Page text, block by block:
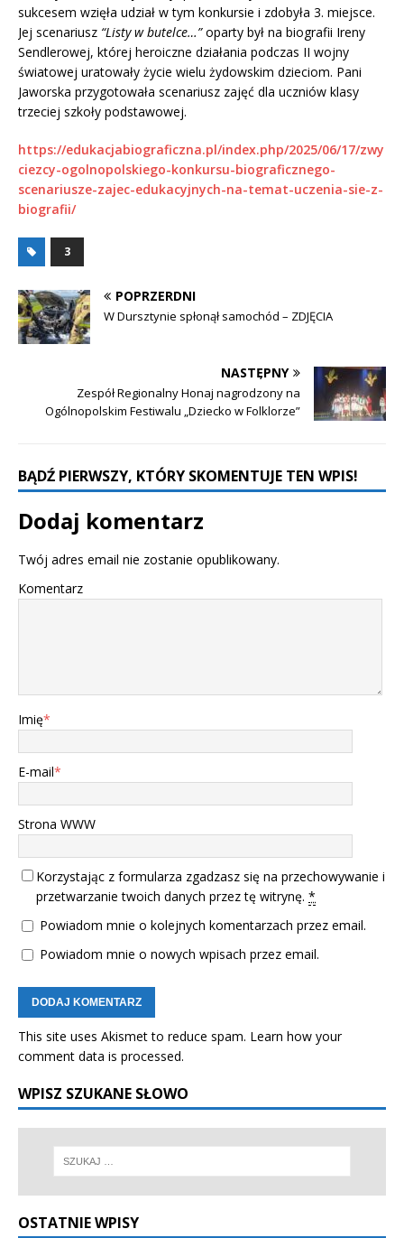
sukcesem wzięła udział w tym konkursie i zdobyła 3. miejsce.
Jej scenariusz “Listy w butelce…”oparty był na biografii Ireny
Sendlerowej, której heroiczne działania podczas II wojny
światowej uratowały życie wielu żydowskim dzieciom. Pani
Jaworska przygotowała scenariusz zajęć dla uczniów klasy
trzeciej szkoły podstawowej.
https://edukacjabiograficzna.pl/index.php/2025/06/17/zwy
ciezcy-ogolnopolskiego-konkursu-biograficznego-
scenariusze-zajec-edukacyjnych-na-temat-uczenia-sie-z-
biografii/
3
POPRZERDNI
W Dursztynie spłonął samochód – ZDJĘCIA
NASTĘPNY
Zespół Regionalny Honaj nagrodzony na
Ogólnopolskim Festiwalu „Dziecko w Folklorze”
BĄDŹ PIERWSZY, KTÓRY SKOMENTUJE TEN WPIS!
Dodaj komentarz
Twój adres email nie zostanie opublikowany.
Komentarz
Imię*
E-mail*
Strona WWW
Korzystając z formularza zgadzasz się na przechowywanie i
przetwarzanie twoich danych przez tę witrynę. *
Powiadom mnie o kolejnych komentarzach przez email.
Powiadom mnie o nowych wpisach przez email.
This site uses Akismet to reduce spam. Learn how your
comment data is processed.
WPISZ SZUKANE SŁOWO
OSTATNIE WPISY